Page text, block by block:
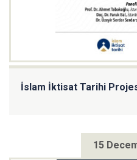
İslam İktisat Tarihi
15